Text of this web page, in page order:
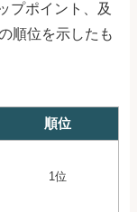
プポイント、及
順位を示したも
順位
1位